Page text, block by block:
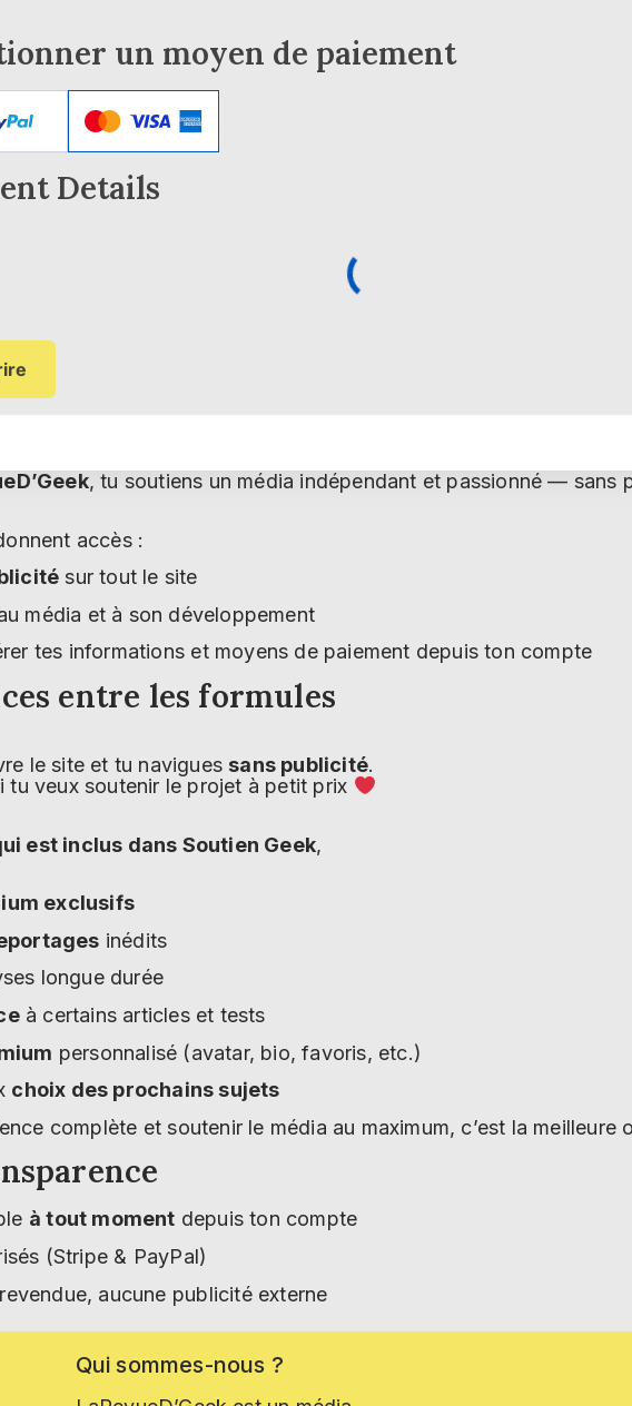
un moyen de paiement
Details
, tu soutiens un média indépendant et passionné — sans
accès :
sur tout le site
média et à son développement
tes informations et moyens de paiement depuis ton compte
entre les formules
le site et tu navigues sans publicité.
tu veux soutenir le projet à petit prix
est inclus dans Soutien Geek,
exclusifs
inédits
longue durée
à certains articles et tests
personnalisé (avatar, bio, favoris, etc.)
choix des prochains sujets
complète et soutenir le média au maximum, c’est la meilleure
à tout moment depuis ton compte
(Stripe & PayPal)
aucune publicité externe
Qui sommes-nous ?